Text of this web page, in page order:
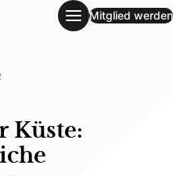
standesamtliche
Mitglied werden
Küste: